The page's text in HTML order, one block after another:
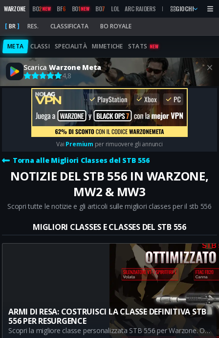
WARZONE BO2NEW BF6 BO1NEW BO7 LOL ARC RAIDERS MW 2019 MARATHON
GIOCHI
BR RES. CLASSIFICATA BO ROYALE
META CLASSI SPECIALITÀ MIMETICHE STATS NEW
Scarica Warzone Meta
4,8
Vai Premium per rimuovere gli annunci
Torna alle Migliori Classes del STB 556
NOTIZIE DEL STB 556 IN WARZONE,
MW2 & MW3
Scopri tutte le notizie e gli articoli sulle migliori classes per il stb 556
MIGLIORI CLASSES E CLASSES DEL STB 556
ARMI DI RESA: COSTRUISCI LA CLASSE DEFINITIVA STB
556 PER RESURGENCE
Scopri la migliore classe personalizzata STB 556 per Warzone. Ottimizzato per il gameplay più veloce della modalità Resurgence. Riduci il rinculo, aumenta la distanza di danno, e diventa una forza dominante sul campo di battaglia con la nostra guida dettagliata sulla classe STB 556.